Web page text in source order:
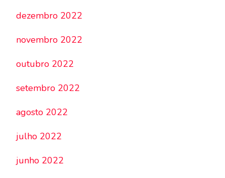
dezembro 2022
novembro 2022
outubro 2022
setembro 2022
agosto 2022
julho 2022
junho 2022